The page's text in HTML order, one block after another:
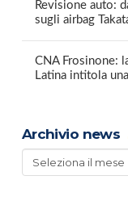
Revisione auto:
sugli airbag
CNA Frosinone:
Latina intitola
Archivio news
Archivio
news